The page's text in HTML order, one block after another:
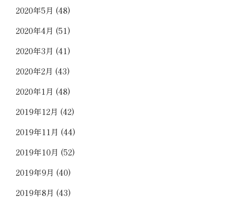
2020年5月 (48)
2020年4月 (51)
2020年3月 (41)
2020年2月 (43)
2020年1月 (48)
2019年12月 (42)
2019年11月 (44)
2019年10月 (52)
2019年9月 (40)
2019年8月 (43)